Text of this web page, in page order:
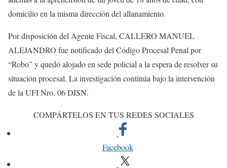
domicilio en la misma dirección del allanamiento.
Por disposición del Agente Fiscal, CALLERO MANUEL
ALEJANDRO fue notificado del Código Procesal Penal por
“Robo” y quedó alojado en sede policial a la espera de resolver su
situación procesal. La investigación continúa bajo la intervención
de la UFI Nro. 06 DJSN.
COMPÁRTELOS EN TUS REDES SOCIALES
Facebook